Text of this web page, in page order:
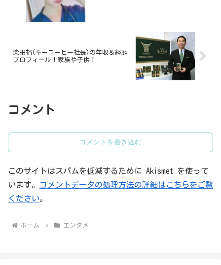
柴田裕(キーコーヒー社長)の年収＆経歴
プロフィール！家族や子供！
コメント
コメントを書き込む
このサイトはスパムを低減するために Akismet を使って
います。
コメントデータの処理方法の詳細はこちらをご覧
ください。
ホーム エンタメ